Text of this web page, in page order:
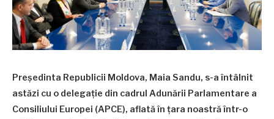
Președinta Republicii Moldova, Maia Sandu, s-a întâlnit
astăzi cu o delegație din cadrul Adunării Parlamentare a
Consiliului Europei (APCE), aflată în țara noastră într-o